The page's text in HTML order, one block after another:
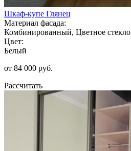
Шкаф-купе Глянец
Материал фасада:
Комбинированный, Цветное стекло
Цвет:
Белый
от 84 000 руб.
Рассчитать